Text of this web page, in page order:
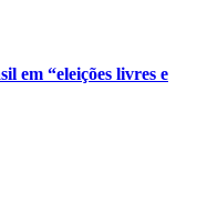
em “eleições livres e